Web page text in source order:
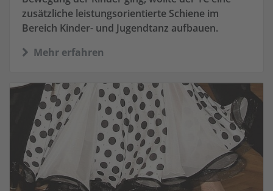
zusätzliche leistungsorientierte Schiene im
Bereich Kinder- und Jugendtanz aufbauen.
Mehr erfahren